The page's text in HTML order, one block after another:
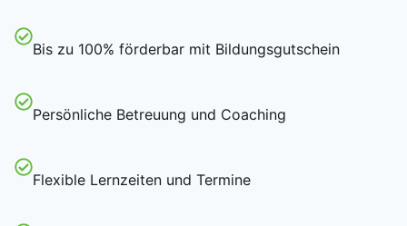
Bis zu 100% förderbar mit Bildungsgutschein
Persönliche Betreuung und Coaching
Flexible Lernzeiten und Termine